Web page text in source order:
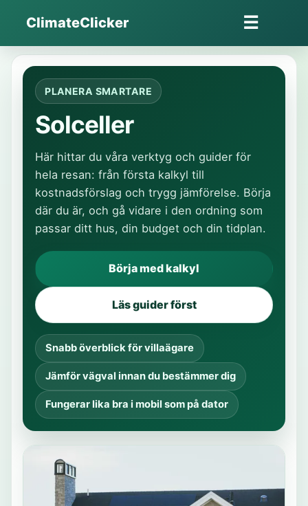
innehåll
ClimateClicker ☰Öppna
meny
PLANERA SMARTARE
Solceller
Här hittar du våra verktyg och guider för
hela resan: från första kalkyl till
kostnadsförslag och trygg jämförelse. Börja
där du är, och gå vidare i den ordning som
passar ditt hus, din budget och din tidplan.
Börja med kalkyl
Läs guider först
Snabb överblick för villaägare
Jämför vägval innan du bestämmer dig
Fungerar lika bra i mobil som på dator